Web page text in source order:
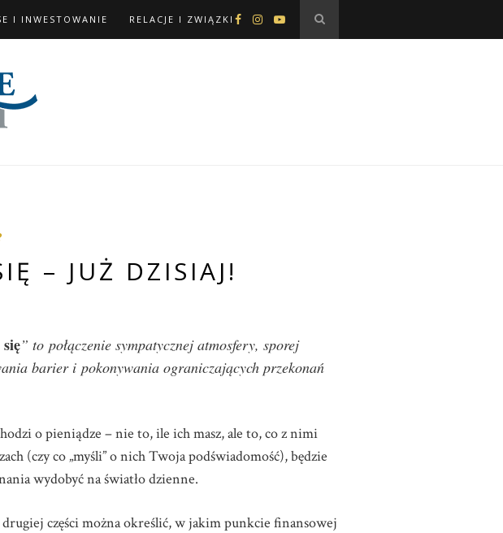
I INWESTOWANIE RELACJE I ZWIĄZKI
– JUŻ DZISIAJ!
” to połączenie sympatycznej atmosfery, sporej
barier i pokonywania ograniczających przekonań
o pieniądze – nie to, ile ich masz, ale to, co z nimi
(czy co „myśli” o nich Twoja podświadomość), będzie
wydobyć na światło dzienne.
części można określić, w jakim punkcie finansowej